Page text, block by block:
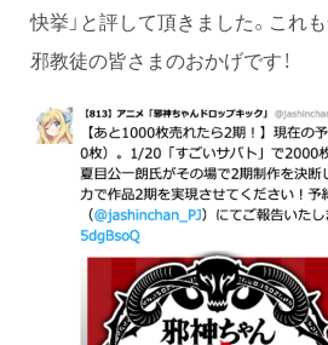
快挙」と評して頂きました。これ
邪教徒の皆さまのおかげです！